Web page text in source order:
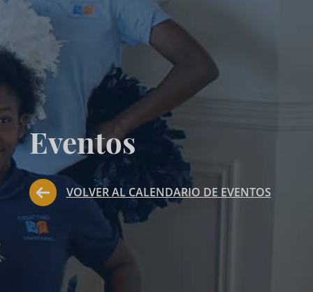
Eventos
VOLVER AL CALENDARIO DE EVENTOS